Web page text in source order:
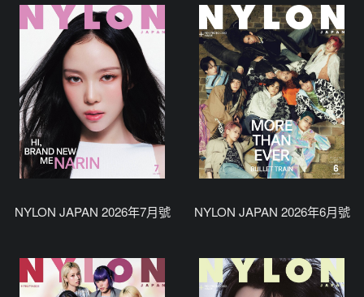
NYLON JAPAN 2026年7月號 NYLON JAPAN 2026年6月號